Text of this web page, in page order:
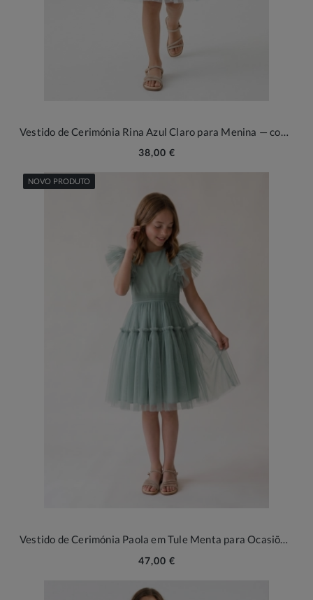
38,00 €
Vestido de Cerimónia Paola em Tule Menta para Ocasiões Especiais
47,00 €
NOVO PRODUTO